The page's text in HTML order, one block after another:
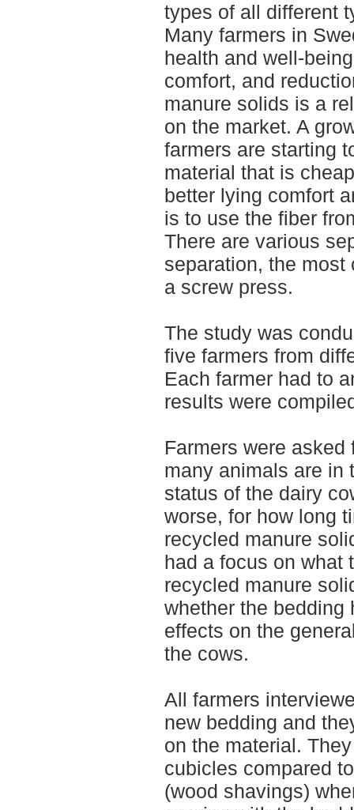
types of all different
Many farmers in
health and well-
comfort, and
manure solids is a
on the market. A
farmers are starting
material that is
better lying comfort
is to use the fiber
There are various
separation, the
a screw press.
The study was
five farmers from
Each farmer had to
results were
Farmers were
many animals are in
status of the dairy
worse, for how long
recycled manure
had a focus on what
recycled manure
whether the bedding
effects on the
the cows.
All farmers
new bedding and
on the material.
cubicles compared
(wood shavings)